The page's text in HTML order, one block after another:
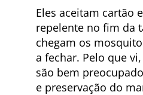
Eles aceitam cartão
repelente no fim da
chegam os
a fechar. Pelo que
são bem
e preservação do